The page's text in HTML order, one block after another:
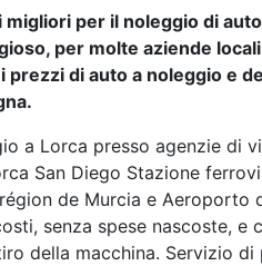
migliori per il noleggio di
per molte aziende
prezzi di auto a noleggio e
a Lorca presso agenzie di
San Diego Stazione
de Murcia e Aeroporto
senza spese nascoste, e
della macchina. Servizio